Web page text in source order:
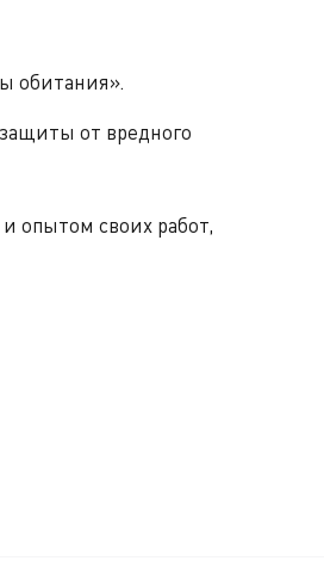
обитания».
от вредного
опытом своих работ,